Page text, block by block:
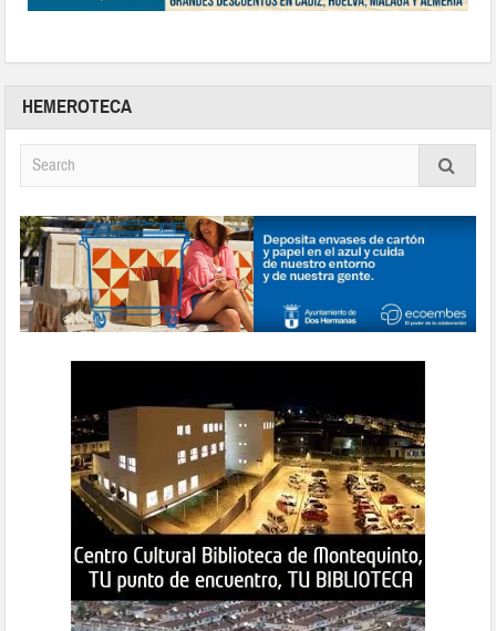
HEMEROTECA